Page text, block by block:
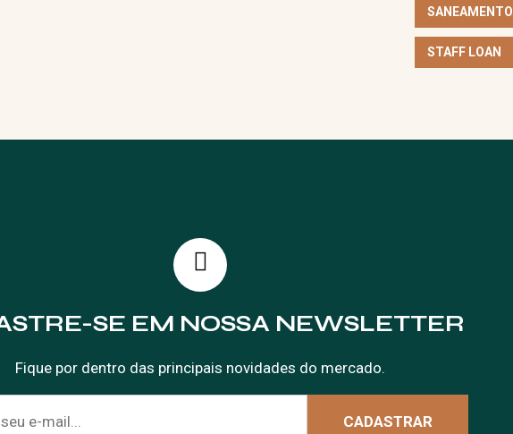
SANEAMENTO
STAFF LOAN
SE EM NOSSA NEWSLETTER
Fique por dentro das principais novidades do mercado.